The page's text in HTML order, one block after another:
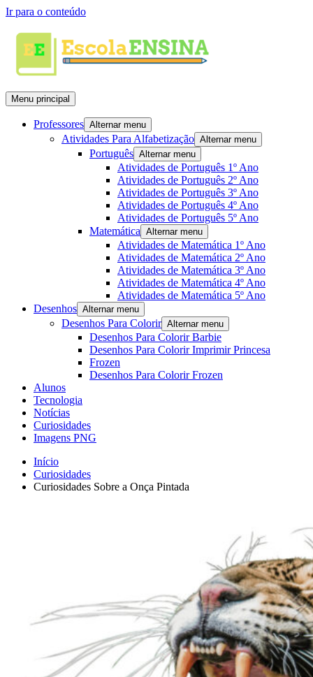
Ir para o conteúdo
Menu principal
Professores Alternar menu
Atividades Para Alfabetização Alternar menu
Português Alternar menu
Atividades de Português 1º Ano
Atividades de Português 2º Ano
Atividades de Português 3º Ano
Atividades de Português 4º Ano
Atividades de Português 5º Ano
Matemática Alternar menu
Atividades de Matemática 1º Ano
Atividades de Matemática 2º Ano
Atividades de Matemática 3º Ano
Atividades de Matemática 4º Ano
Atividades de Matemática 5º Ano
Desenhos Alternar menu
Desenhos Para Colorir Alternar menu
Desenhos Para Colorir Barbie
Desenhos Para Colorir Imprimir Princesa
Frozen
Desenhos Para Colorir Frozen
Alunos
Tecnologia
Notícias
Curiosidades
Imagens PNG
Início
Curiosidades
Curiosidades Sobre a Onça Pintada